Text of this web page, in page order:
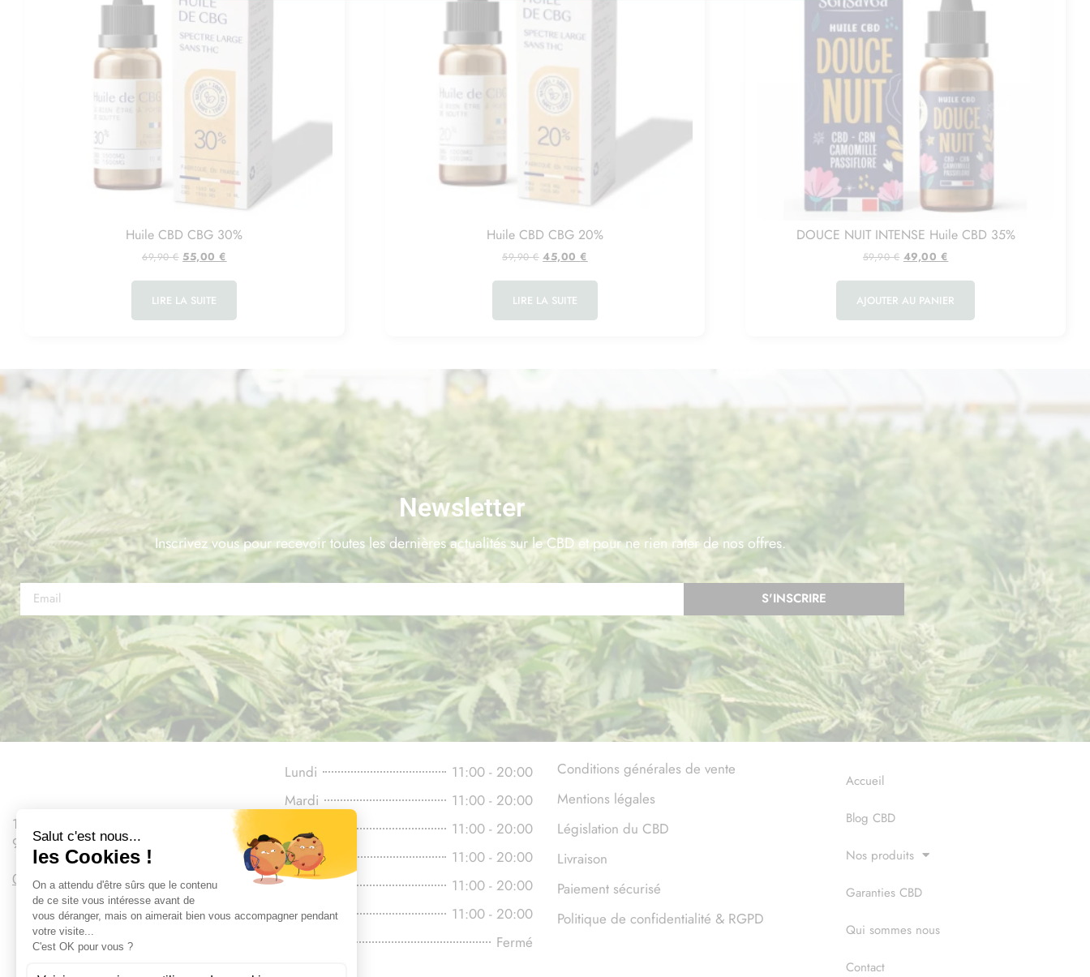
Huile CBD CBG 30%
69,90€ 55,00€
LIRE LA SUITE
Huile CBD CBG 20%
59,90€ 45,00€
LIRE LA SUITE
DOUCE NUIT INTENSE Huile CBD 35%
59,90€ 49,00 €
AJOUTER AU PANIER
Newsletter
Inscrivez vous pour recevoir toutes les dernières actualités sur le CBD et pour ne rien rater de nos offres.
S'INSCRIRE
110 Boulevard Gallieni
92130 Issy-les-Moulineaux
09 86 20 43 16
Lundi
11:00 - 20:00
Mardi
11:00 - 20:00
Mercredi
11:00 - 20:00
Jeudi
11:00 - 20:00
Vendredi
11:00 - 20:00
Samedi
11:00 - 20:00
Fermé
Conditions générales de vente
Mentions légales
Législation du CBD
Livraison
Paiement sécurisé
Politique de confidentialité & RGPD
Accueil
Blog CBD
Nos produits
Garanties CBD
Qui sommes nous
Contact